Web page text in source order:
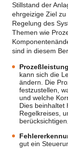
Stillstand der
ehrgeizige Ziel
Regelung des
Themen wie
sind in diesem
kann sich die
ändern. Die
festzustellen,
und welche
Dies beinhaltet
Regelkreises,
berücksichtigen.
gut ein